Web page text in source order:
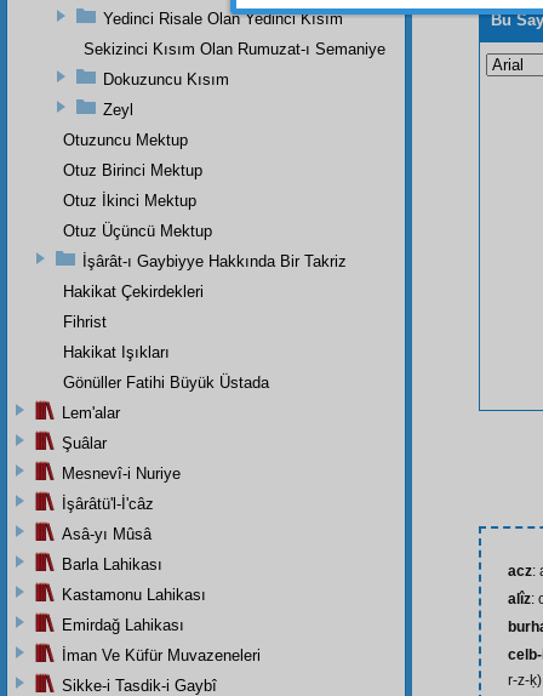
Bu
acz:
alîz:
celb-
r-z-ḳ)
Yedinci Risale Olan Yedinci Kısım
Sekizinci Kısım Olan Rumuzat-ı Semaniye
Dokuzuncu Kısım
Zeyl
Otuzuncu Mektup
Otuz Birinci Mektup
Otuz İkinci Mektup
Otuz Üçüncü Mektup
İşârât-ı Gaybiyye Hakkında Bir Takriz
Hakikat Çekirdekleri
Fihrist
Hakikat Işıkları
Gönüller Fatihi Büyük Üstada
Lem'alar
Şuâlar
Mesnevî-i Nuriye
İşârâtü'l-İ'câz
Asâ-yı Mûsâ
Barla Lahikası
Kastamonu Lahikası
Emirdağ Lahikası
İman Ve Küfür Muvazeneleri
Sikke-i Tasdik-i Gaybî